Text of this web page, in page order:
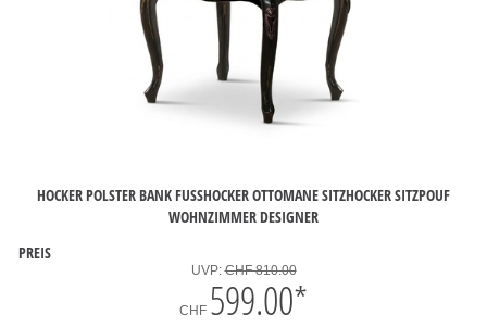
HOCKER POLSTER BANK FUSSHOCKER OTTOMANE SITZHOCKER SITZPOUF W
OHNZIMMER DESIGNER
PREIS
UVP:CHF 810.00
CHF 599.00*